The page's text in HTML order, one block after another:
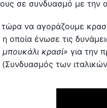
σε συνδυασμό με την
να αγοράζουμε κρασί
οποία ένωσε τις
μπουκάλι κρασί» για την
των ιταλικών